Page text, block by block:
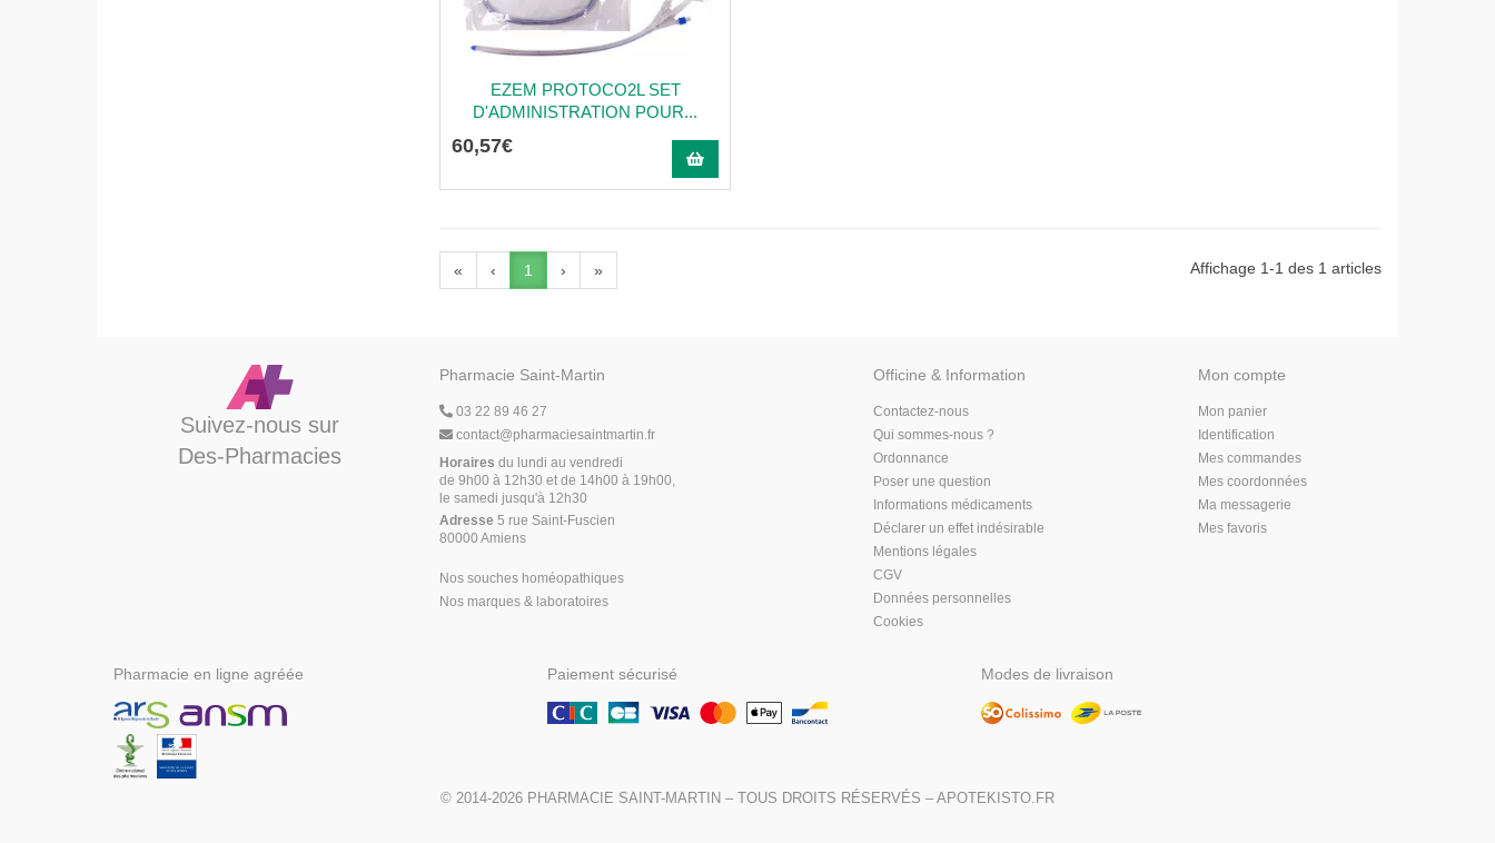
EZEM PROTOCO2L SET
D'ADMINISTRATION POUR...
60,57€
« ‹ 1 › » Affichage 1-1 des 1 articles
Suivez-nous sur
Des-Pharmacies
Pharmacie Saint-Martin
03 22 89 46 27
contact@pharmaciesaintmartin.fr
Horaires du lundi au vendredi
de 9h00 à 12h30 et de 14h00 à 19h00,
le samedi jusqu'à 12h30
Adresse5 rue Saint-Fuscien
80000 Amiens
Nos souches homéopathiques
Nos marques & laboratoires
Officine & Information
Contactez-nous
Qui sommes-nous ?
Ordonnance
Poser une question
Informations médicaments
Déclarer un effet indésirable
Mentions légales
CGV
Données personnelles
Cookies
Mon compte
Mon panier
Identification
Mes commandes
Mes coordonnées
Ma messagerie
Mes favoris
Pharmacie en ligne agréée Paiement sécurisé Modes de livraison
© 2014-2026 PHARMACIE SAINT-MARTIN – TOUS DROITS RÉSERVÉS – APOTEKISTO.FR,